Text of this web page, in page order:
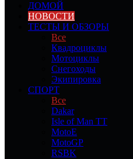
ДОМОЙ
НОВОСТИ
ТЕСТЫ И ОБЗОРЫ
Все
Квадроциклы
Мотоциклы
Снегоходы
Экипировка
СПОРТ
Все
Dakar
Isle of Man TT
MotoE
MotoGP
RSBK